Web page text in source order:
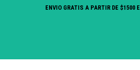
ENVIO GRATIS A PARTIR DE $1500